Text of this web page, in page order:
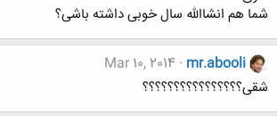
شما هم انشاالله سال خوبی داشته باشی؟
mr.abooli
Mar 10, 2014
شقی؟؟؟؟؟؟؟؟؟؟؟؟؟؟؟؟